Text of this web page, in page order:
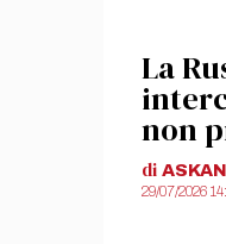
La
non
di
29/07/2026